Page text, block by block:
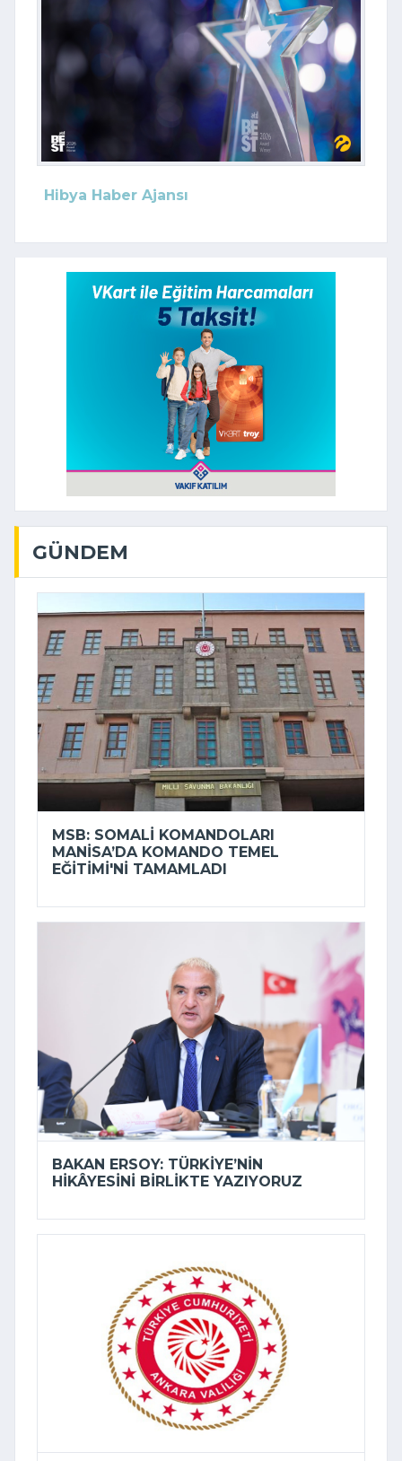
Hibya Haber Ajansı
GÜNDEM
MSB: SOMALI KOMANDOLARI
MANISA’DA KOMANDO TEMEL
EĞITIMI'NI TAMAMLADI
BAKAN ERSOY: TÜRKIYE’NIN
HIKÂYESINI BIRLIKTE YAZIYORUZ